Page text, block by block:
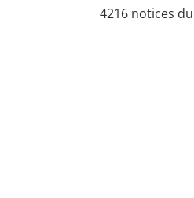
4216 notices